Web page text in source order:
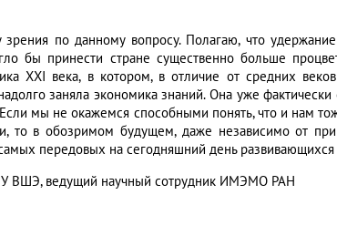
по данному вопросу. Полагаю, что
бы принести стране существенно больше
XXI века, в котором, в отличие от средних
заняла экономика знаний. Она уже
Если мы не окажемся способными понять, что и нам
то в обозримом будущем, даже независимо от
передовых на сегодняшний день развивающихся
ВШЭ, ведущий научный сотрудник ИМЭМО РАН